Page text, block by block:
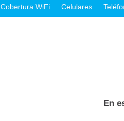
Cobertura WiFi Celulares
En